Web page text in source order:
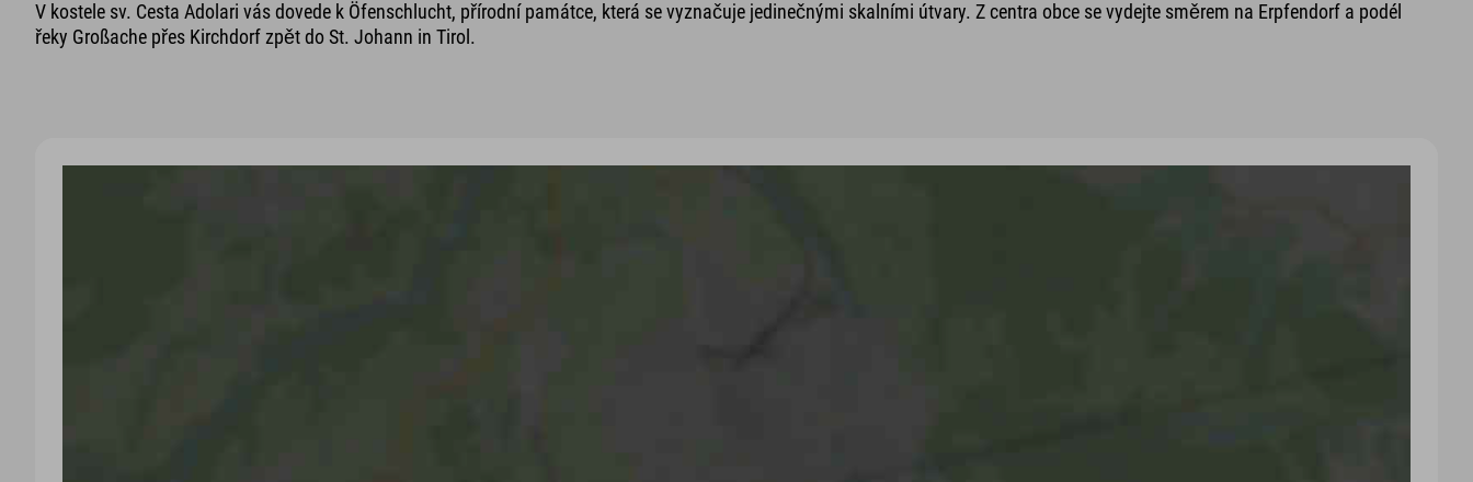
V kostele sv. Cesta Adolari vás dovede k Öfenschlucht, přírodní památce, která se vyznačuje jedinečnými skalními útvary. Z centra obce se vydejte směrem na Erpfendorf a podél
řeky Großache přes Kirchdorf zpět do St. Johann in Tirol.